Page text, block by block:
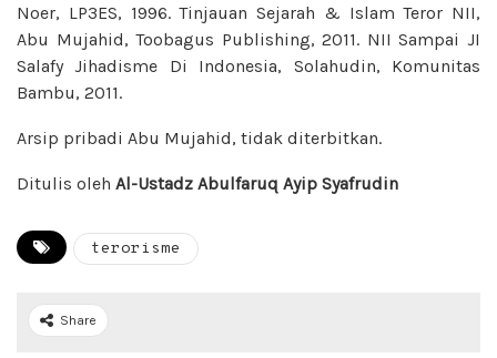
Noer, LP3ES, 1996. Tinjauan Sejarah & Islam Teror NII,
Abu Mujahid, Toobagus Publishing, 2011. NII Sampai JI
Salafy Jihadisme Di Indonesia, Solahudin, Komunitas
Bambu, 2011.
Arsip pribadi Abu Mujahid, tidak diterbitkan.
Ditulis oleh Al-Ustadz Abulfaruq Ayip Syafrudin
terorisme
Share